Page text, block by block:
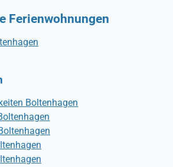
Ferienwohnungen
Boltenhagen